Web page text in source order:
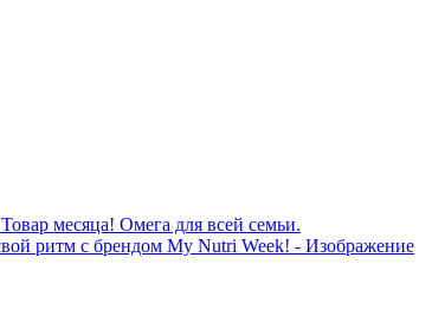
Товар месяца! Омега для всей семьи.